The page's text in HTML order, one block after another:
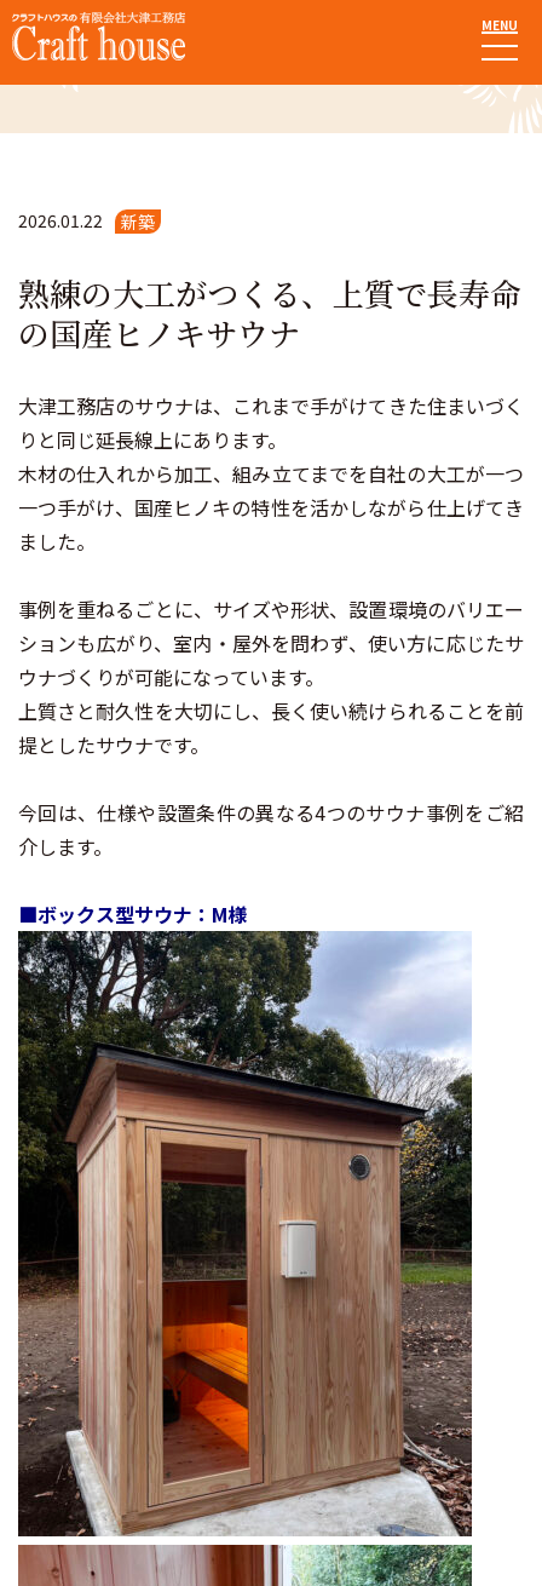
MENU
2026.01.22 新築
熟練の大工がつくる、上質で長寿命
の国産ヒノキサウナ
大津工務店のサウナは、これまで手がけてきた住まいづく
りと同じ延長線上にあります。
木材の仕入れから加工、組み立てまでを自社の大工が一つ
一つ手がけ、国産ヒノキの特性を活かしながら仕上げてき
ました。
事例を重ねるごとに、サイズや形状、設置環境のバリエー
ションも広がり、室内・屋外を問わず、使い方に応じたサ
ウナづくりが可能になっています。
上質さと耐久性を大切にし、長く使い続けられることを前
提としたサウナです。
今回は、仕様や設置条件の異なる4つのサウナ事例をご紹
介します。
■ボックス型サウナ：M様